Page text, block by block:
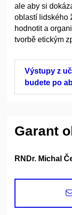
ale aby si
oblastí lidského
hodnotit a
tvorbě etickým
Výstupy z
budete po
Garant
RNDr. Michal